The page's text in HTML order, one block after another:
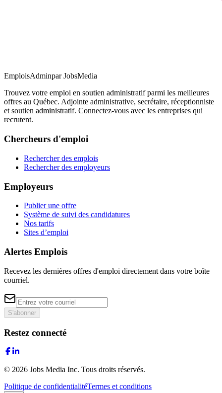
EmploisAdminpar JobsMedia
Trouvez votre emploi en soutien administratif parmi les meilleures
offres au Québec. Adjointe administrative, secrétaire, réceptionniste
et soutien administratif. Connectez-vous avec les entreprises qui
recrutent.
Chercheurs d'emploi
Rechercher des emplois
Rechercher des employeurs
Employeurs
Publier une offre
Système de suivi des candidatures
Nos tarifs
Sites d’emploi
Alertes Emplois
Recevez les dernières offres d'emploi directement dans votre boîte
courriel.
S'abonner
Restez connecté
© 2026 Jobs Media Inc. Tous droits réservés.
Politique de confidentialitéTermes et conditions